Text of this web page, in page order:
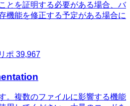
とを証明する必要がある場合、バ
機能を修正する予定がある場合に
ポ 39,967
。複数のファイルに影響する機能